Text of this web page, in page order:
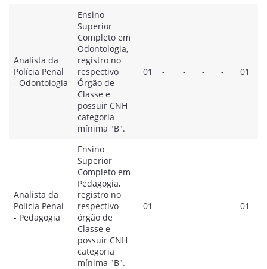
Analista da
Polícia Penal
- Odontologia
Ensino
Superior
Completo em
Odontologia,
registro no
respectivo
Órgão de
Classe e
possuir CNH
categoria
mínima "B".
01 - - - - 01
Analista da
Polícia Penal
- Pedagogia
Ensino
Superior
Completo em
Pedagogia,
registro no
respectivo
órgão de
Classe e
possuir CNH
categoria
mínima "B".
01 - - - - 01